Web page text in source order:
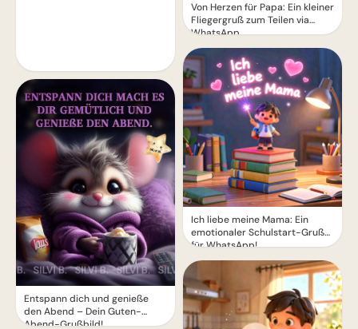
Entspann dich und genieße
den Abend – Dein Guten-
Abend-Grußbild!
Von Herzen für Papa: Ein kleiner
Fliegergruß zum Teilen via
WhatsApp
Ich liebe meine Mama: Ein
emotionaler Schulstart-Gruß
für WhatsApp!